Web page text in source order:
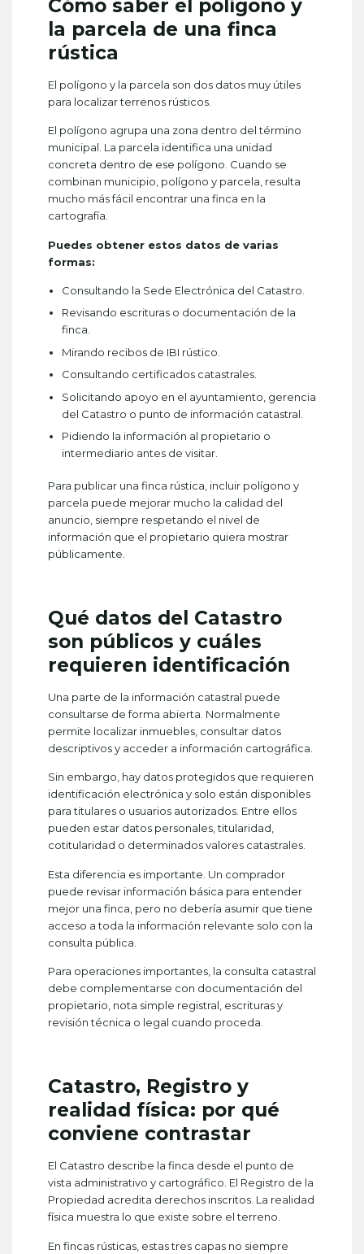
Cómo saber el polígono y
la parcela de una finca
rústica
El polígono y la parcela son dos datos muy útiles
para localizar terrenos rústicos.
El polígono agrupa una zona dentro del término
municipal. La parcela identifica una unidad
concreta dentro de ese polígono. Cuando se
combinan municipio, polígono y parcela, resulta
mucho más fácil encontrar una finca en la
cartografía.
Puedes obtener estos datos de varias
formas:
Consultando la Sede Electrónica del Catastro.
Revisando escrituras o documentación de la
finca.
Mirando recibos de IBI rústico.
Consultando certificados catastrales.
Solicitando apoyo en el ayuntamiento, gerencia
del Catastro o punto de información catastral.
Pidiendo la información al propietario o
intermediario antes de visitar.
Para publicar una finca rústica, incluir polígono y
parcela puede mejorar mucho la calidad del
anuncio, siempre respetando el nivel de
información que el propietario quiera mostrar
públicamente.
Qué datos del Catastro
son públicos y cuáles
requieren identificación
Una parte de la información catastral puede
consultarse de forma abierta. Normalmente
permite localizar inmuebles, consultar datos
descriptivos y acceder a información cartográfica.
Sin embargo, hay datos protegidos que requieren
identificación electrónica y solo están disponibles
para titulares o usuarios autorizados. Entre ellos
pueden estar datos personales, titularidad,
cotitularidad o determinados valores catastrales.
Esta diferencia es importante. Un comprador
puede revisar información básica para entender
mejor una finca, pero no debería asumir que tiene
acceso a toda la información relevante solo con la
consulta pública.
Para operaciones importantes, la consulta catastral
debe complementarse con documentación del
propietario, nota simple registral, escrituras y
revisión técnica o legal cuando proceda.
Catastro, Registro y
realidad física: por qué
conviene contrastar
El Catastro describe la finca desde el punto de
vista administrativo y cartográfico. El Registro de la
Propiedad acredita derechos inscritos. La realidad
física muestra lo que existe sobre el terreno.
En fincas rústicas, estas tres capas no siempre